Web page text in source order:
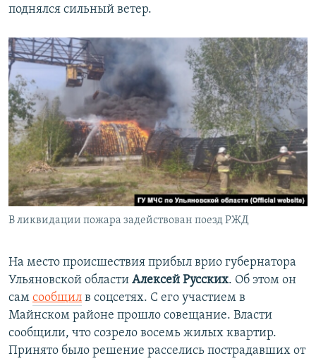
поднялся сильный ветер.
В ликвидации пожара задействован поезд РЖД
На место происшествия прибыл врио губернатора
Ульяновской области Алексей Русских. Об этом он
сам сообщил в соцсетях. С его участием в
Майнском районе прошло совещание. Власти
сообщили, что созрело восемь жилых квартир.
Принято было решение расселись пострадавших от